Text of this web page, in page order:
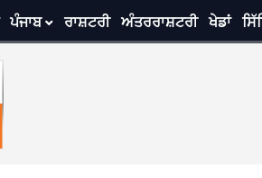
ਪੰਜਾਬ ਰਾਸ਼ਟਰੀ ਅੰਤਰਰਾਸ਼ਟਰੀ ਖੇਡਾਂ